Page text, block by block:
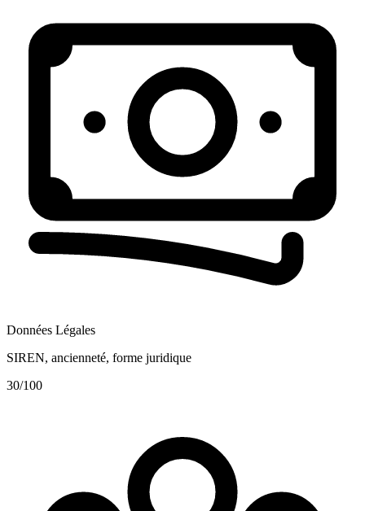
Données Légales
SIREN, ancienneté, forme juridique
30/100